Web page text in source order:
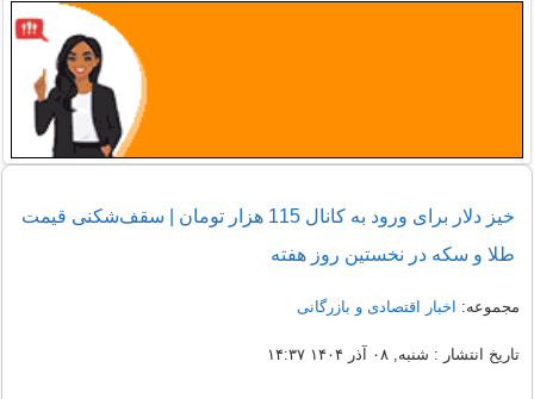
خیز دلار برای ورود به کانال 115 هزار تومان | سقف‌شکنی قیمت
طلا و سکه در نخستین روز هفته
مجموعه: اخبار اقتصادی و بازرگانی
تاریخ انتشار : شنبه, ۰۸ آذر ۱۴۰۴ ۱۴:۳۷